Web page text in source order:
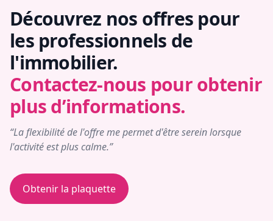
Découvrez nos offres pour
les professionnels de
l'immobilier.
Contactez-nous pour obtenir
plus d’informations.
“La flexibilité de l'offre me permet d'être serein lorsque
l'activité est plus calme.”
Obtenir la plaquette